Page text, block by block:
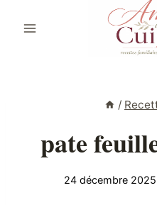
/
pate
24 décembre 2025